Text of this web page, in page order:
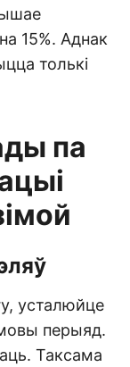
15%. Аднак
толькі
па
усталюйце
перыяд.
Таксама